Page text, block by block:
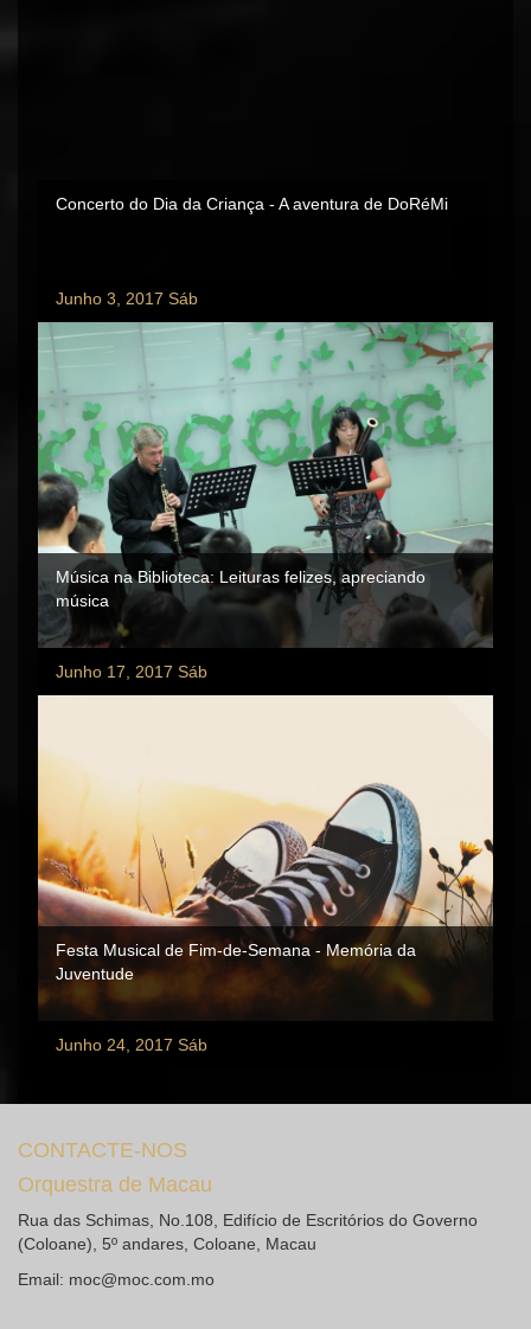
Concerto do Dia da Criança - A aventura de DoRéMi
Junho 3, 2017 Sáb
Música na Biblioteca: Leituras felizes, apreciando
música
Junho 17, 2017 Sáb
Festa Musical de Fim-de-Semana - Memória da
Juventude
Junho 24, 2017 Sáb
CONTACTE-NOS
Orquestra de Macau
Rua das Schimas, No.108, Edifício de Escritórios do Governo
(Coloane), 5º andares, Coloane, Macau
Email: moc@moc.com.mo